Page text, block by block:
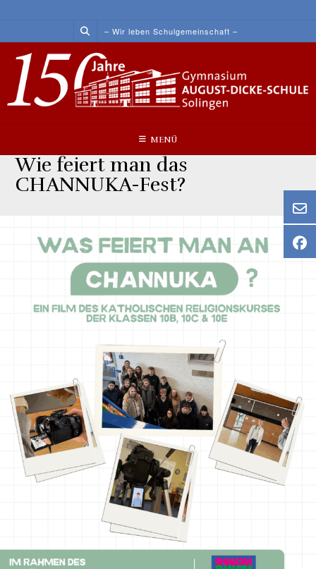
content
– Wir leben Schulgemeinschaft –
MENÜ
Wie feiert man das
CHANNUKA-Fest?